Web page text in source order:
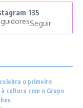
135
Seguir
o primeiro
cultura com o Grupo